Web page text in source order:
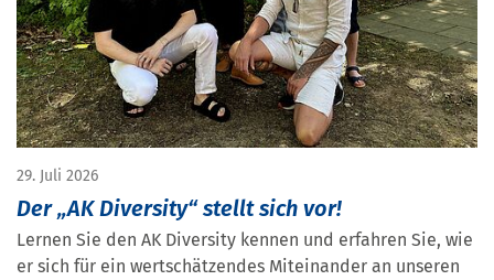
29. Juli 2026
Der „AK Diversity“ stellt sich vor!
Lernen Sie den AK Diversity kennen und erfahren Sie, wie
er sich für ein wertschätzendes Miteinander an unseren